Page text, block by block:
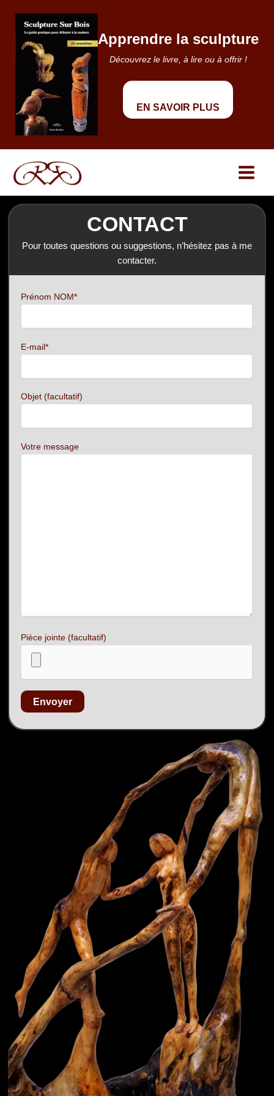
contenu
Apprendre la sculpture
Découvrez le livre, à lire ou à offrir !
EN SAVOIR PLUS
CONTACT
Pour toutes questions ou suggestions, n’hésitez pas à me
contacter.
Prénom NOM*
E-mail*
Objet (facultatif)
Votre message
Pièce jointe (facultatif)